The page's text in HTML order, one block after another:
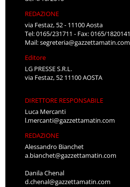
REDAZIONE
via Festaz, 52 - 11100 Aosta
Tel: 0165/231711 - Fax: 0165/1820141
Mail:segreteria@gazzettamatin.com
Editore
LG PRESSE S.R.L.
via Festaz, 52 11100 AOSTA
DIRETTORE RESPONSABILE
Luca Mercanti
l.mercanti@gazzettamatin.com
REDAZIONE
Alessandro Bianchet
a.bianchet@gazzettamatin.com
Danila Chenal
d.chenal@gazzettamatin.com